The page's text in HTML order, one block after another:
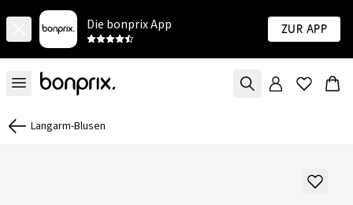
Die bonprix App Zur App
Langarm-Blusen